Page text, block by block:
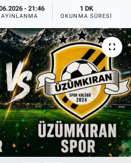
- 21:46 1 DK
OKUNMA SÜRESI